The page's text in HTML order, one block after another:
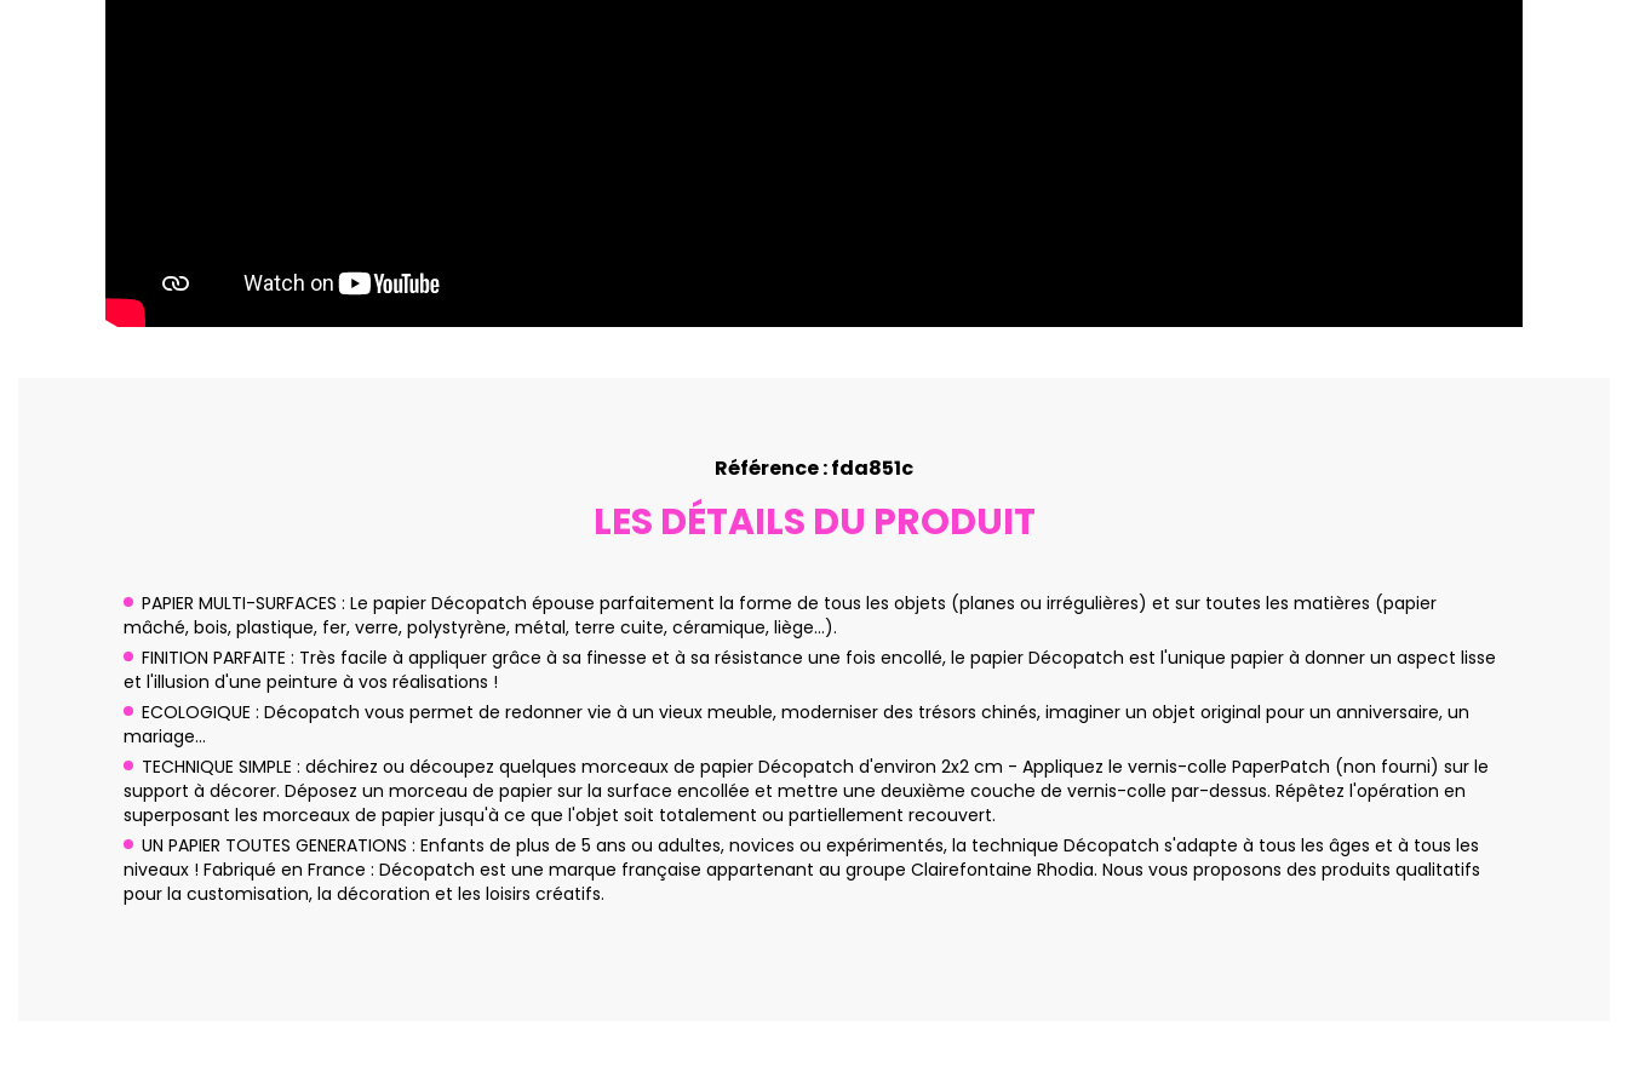
Référence : fda851c
LES DÉTAILS DU PRODUIT
PAPIER MULTI-SURFACES : Le papier Décopatch épouse parfaitement la forme de tous les objets (planes ou irrégulières) et sur toutes les matières (papier
mâché, bois, plastique, fer, verre, polystyrène, métal, terre cuite, céramique, liège…).
FINITION PARFAITE : Très facile à appliquer grâce à sa finesse et à sa résistance une fois encollé, le papier Décopatch est l'unique papier à donner un aspect lisse
et l'illusion d'une peinture à vos réalisations !
ECOLOGIQUE : Décopatch vous permet de redonner vie à un vieux meuble, moderniser des trésors chinés, imaginer un objet original pour un anniversaire, un
mariage…
TECHNIQUE SIMPLE : déchirez ou découpez quelques morceaux de papier Décopatch d'environ 2x2 cm - Appliquez le vernis-colle PaperPatch (non fourni) sur le
support à décorer. Déposez un morceau de papier sur la surface encollée et mettre une deuxième couche de vernis-colle par-dessus. Répêtez l'opération en
superposant les morceaux de papier jusqu'à ce que l'objet soit totalement ou partiellement recouvert.
UN PAPIER TOUTES GENERATIONS : Enfants de plus de 5 ans ou adultes, novices ou expérimentés, la technique Décopatch s'adapte à tous les âges et à tous les
niveaux ! Fabriqué en France : Décopatch est une marque française appartenant au groupe Clairefontaine Rhodia. Nous vous proposons des produits qualitatifs
pour la customisation, la décoration et les loisirs créatifs.